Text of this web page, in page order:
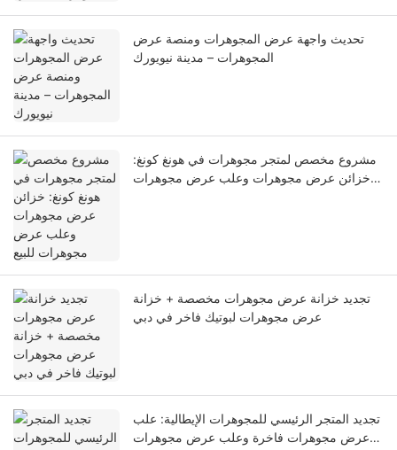
تحديث واجهة عرض المجوهرات ومنصة عرض
المجوهرات – مدينة نيويورك
مشروع مخصص لمتجر مجوهرات في هونغ كونغ:
خزائن عرض مجوهرات وعلب عرض مجوهرات
تجديد خزانة عرض مجوهرات مخصصة + خزانة
عرض مجوهرات لبوتيك فاخر في دبي
تجديد المتجر الرئيسي للمجوهرات الإيطالية: علب
عرض مجوهرات فاخرة وعلب عرض مجوهرات